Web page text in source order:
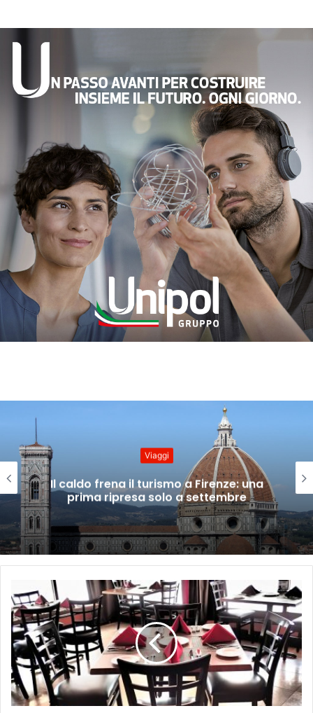
Tendenze
Turismo al giro di boa: sempre più
stranieri in Riviera